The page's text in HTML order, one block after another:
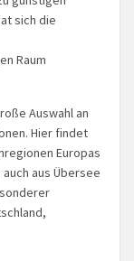
sich die
Raum
Auswahl an
Hier findet
Europas
aus Übersee